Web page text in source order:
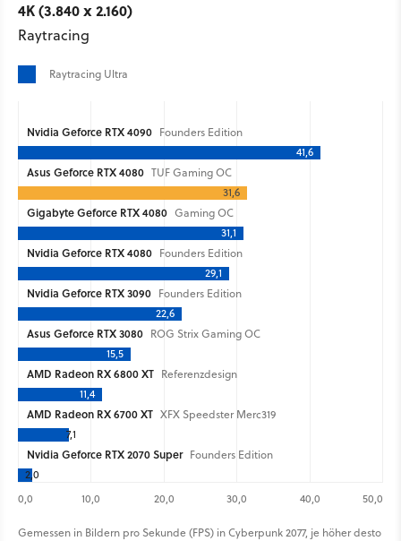
4K (3.840 x 2.160)
Raytracing
Raytracing Ultra
Nvidia Geforce RTX 4090 Founders Edition
41,6
Asus Geforce RTX 4080 TUF Gaming OC
31,6
Gigabyte Geforce RTX 4080 Gaming OC
31,1
Nvidia Geforce RTX 4080 Founders Edition
29,1
Nvidia Geforce RTX 3090 Founders Edition
22,6
Asus Geforce RTX 3080 ROG Strix Gaming OC
15,5
AMD Radeon RX 6800 XT Referenzdesign
11,4
AMD Radeon RX 6700 XT XFX Speedster Merc319
7,1
Nvidia Geforce RTX 2070 Super Founders Edition
2,0
0,0
10,0 20,0 30,0 40,0 50,0
Gemessen in Bildern pro Sekunde (FPS) in Cyberpunk 2077, je höher desto